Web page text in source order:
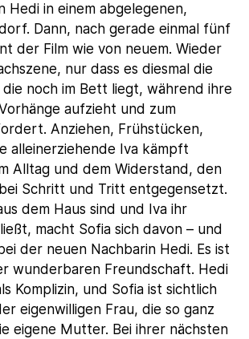
Hedi in einem abgelegenen,
Dann, nach gerade einmal fünf
der Film wie von neuem. Wieder
nur dass es diesmal die
die noch im Bett liegt, während ihre
aufzieht und zum
Anziehen, Frühstücken,
alleinerziehende Iva kämpft
Alltag und dem Widerstand, den
Schritt und Tritt entgegensetzt.
dem Haus sind und Iva ihr
macht Sofia sich davon – und
der neuen Nachbarin Hedi. Es ist
wunderbaren Freundschaft. Hedi
Komplizin, und Sofia ist sichtlich
eigenwilligen Frau, die so ganz
eigene Mutter. Bei ihrer nächsten